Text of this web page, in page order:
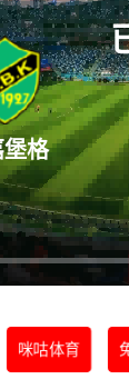
格
咪咕体育